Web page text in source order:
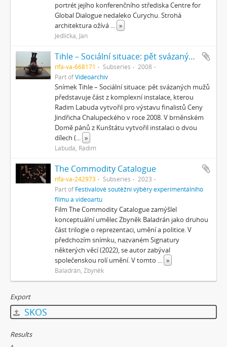
portrét jejího konferenčního střediska Centre for
Global Dialogue nedaleko Curychu. Strohá
architektura ožívá ... »
Jedlička, Jan
Tihle – Sociální situace: pět svázaných mužů
nfa-va-668171 Subseries
2008
Part ofVideoarchiv
Snímek Tihle – Sociální situace: pět svázaných mužů
představuje část z komplexní instalace, kterou
Radim Labuda vytvořil pro výstavu finalistů Ceny
Jindřicha Chalupeckého v roce 2008. V brněnském
Domě pánů z Kunštátu vytvořil instalaci o dvou
dílech (... »
Labuda, Radim
The Commodity Catalogue
nfa-va-242973 Subseries
2023
Part ofFestivalové soutěžní výběry experimentálního
filmu a videoartu
Film The Commodity Catalogue zamýšlel
konceptuální umělec Zbyněk Baladrán jako druhou
část trilogie o reprezentaci, umění a politice. V
předchozím snímku, nazvaném Signatury
některých věcí (2022), se autor zabýval
společenskou rolí umění. V tomto ... »
Baladrán, Zbyněk
Export
SKOS
Results